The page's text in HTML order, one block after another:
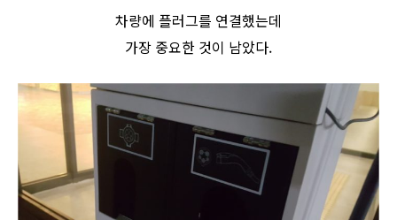
차량에 플러그를 연결했는데
가장 중요한 것이 남았다.